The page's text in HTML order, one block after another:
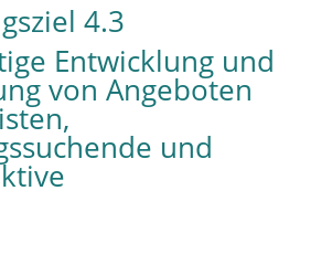
4.3
Entwicklung und
von Angeboten
und